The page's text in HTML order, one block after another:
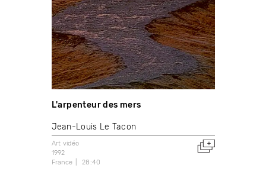
L'arpenteur des mers
Jean-Louis Le Tacon
Art vidéo
1992
France
28:40